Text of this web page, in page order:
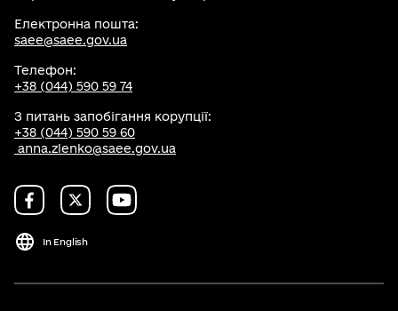
Електронна пошта:
saee@saee.gov.ua
Телефон:
+38 (044) 590 59 74
З питань запобігання корупції:
+38 (044) 590 59 60
anna.zlenko@saee.gov.ua
In English